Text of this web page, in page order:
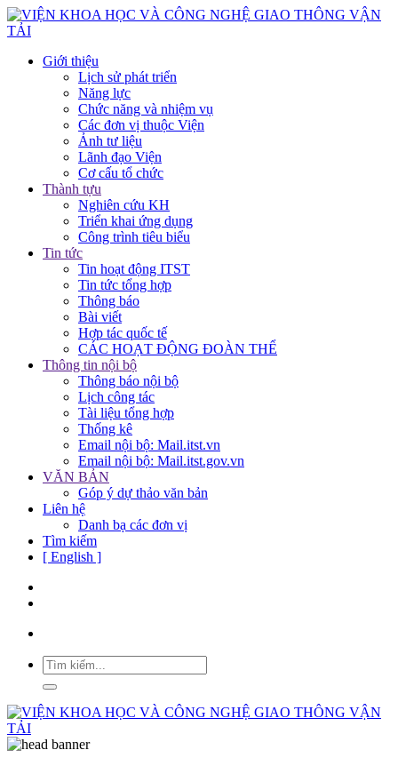
Giới thiệu
Lịch sử phát triển
Năng lực
Chức năng và nhiệm vụ
Các đơn vị thuộc Viện
Ảnh tư liệu
Lãnh đạo Viện
Cơ cấu tổ chức
Thành tựu
Nghiên cứu KH
Triển khai ứng dụng
Công trình tiêu biểu
Tin tức
Tin hoạt động ITST
Tin tức tổng hợp
Thông báo
Bài viết
Hợp tác quốc tế
CÁC HOẠT ĐỘNG ĐOÀN THỂ
Thông tin nội bộ
Thông báo nội bộ
Lịch công tác
Tài liệu tổng hợp
Thống kê
Email nội bộ: Mail.itst.vn
Email nội bộ: Mail.itst.gov.vn
VĂN BẢN
Góp ý dự thảo văn bản
Liên hệ
Danh bạ các đơn vị
Tìm kiếm
[ English ]